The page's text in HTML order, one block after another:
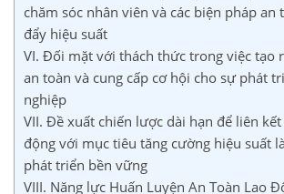
chăm sóc nhân viên và các biện pháp an
đẩy hiệu suất
VI. Đối mặt với thách thức trong việc tạo
an toàn và cung cấp cơ hội cho sự phát
nghiệp
VII. Đề xuất chiến lược dài hạn để liên
động với mục tiêu tăng cường hiệu suất
phát triển bền vững
VIII. Năng lực Huấn Luyện An Toàn Lao